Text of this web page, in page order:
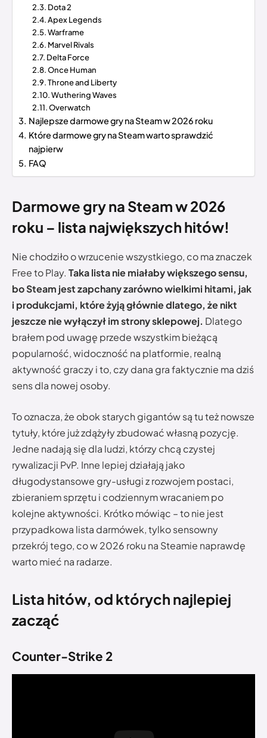
Dota 2
Apex Legends
Warframe
Marvel Rivals
Delta Force
Once Human
Throne and Liberty
Wuthering Waves
Overwatch
Najlepsze darmowe gry na Steam w 2026 roku
Które darmowe gry na Steam warto sprawdzić
najpierw
FAQ
Darmowe gry na Steam w 2026
roku – lista największych hitów!
Nie chodziło o wrzucenie wszystkiego, co ma znaczek
Free to Play. Taka lista nie miałaby większego sensu,
bo Steam jest zapchany zarówno wielkimi hitami, jak
i produkcjami, które żyją głównie dlatego, że nikt
jeszcze nie wyłączył im strony sklepowej. Dlatego
brałem pod uwagę przede wszystkim bieżącą
popularność, widoczność na platformie, realną
aktywność graczy i to, czy dana gra faktycznie ma dziś
sens dla nowej osoby.
To oznacza, że obok starych gigantów są tu też nowsze
tytuły, które już zdążyły zbudować własną pozycję.
Jedne nadają się dla ludzi, którzy chcą czystej
rywalizacji PvP. Inne lepiej działają jako
długodystansowe gry-usługi z rozwojem postaci,
zbieraniem sprzętu i codziennym wracaniem po
kolejne aktywności. Krótko mówiąc – to nie jest
przypadkowa lista darmówek, tylko sensowny
przekrój tego, co w 2026 roku na Steamie naprawdę
warto mieć na radarze.
Lista hitów, od których najlepiej
zacząć
Counter-Strike 2